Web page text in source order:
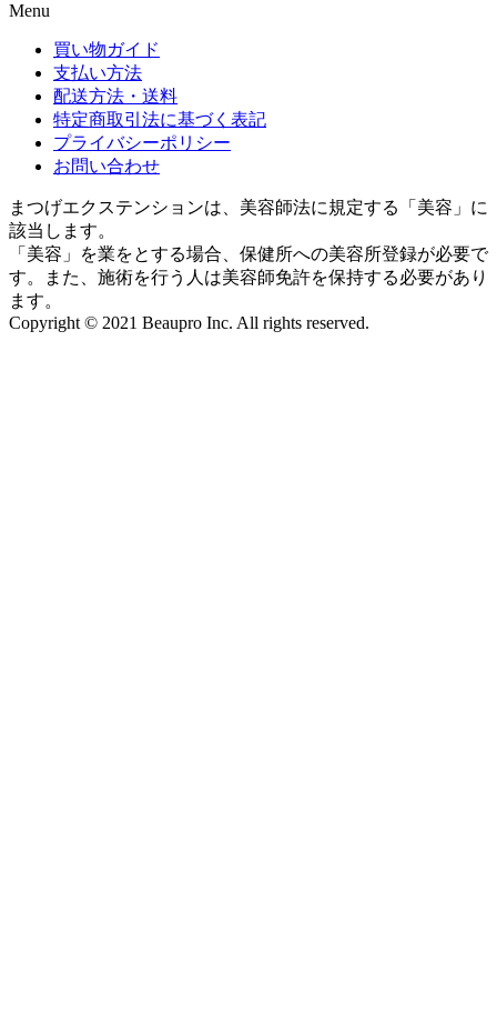
Menu
買い物ガイド
支払い方法
配送方法・送料
特定商取引法に基づく表記
プライバシーポリシー
お問い合わせ
まつげエクステンションは、美容師法に規定する「美容」に
該当します。
「美容」を業をとする場合、保健所への美容所登録が必要で
す。また、施術を行う人は美容師免許を保持する必要があり
ます。
Copyright © 2021 Beaupro Inc. All rights reserved.